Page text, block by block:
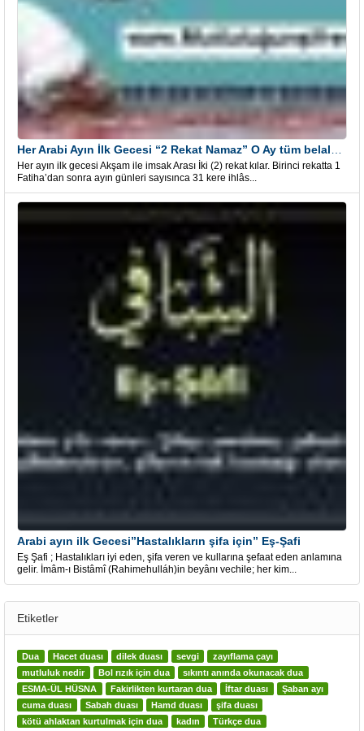
Her ayın ilk gecesi Akşam ile imsak Arası İki (2) rekat kılar. Birinci rekatta 1
Fatiha’dan sonra ayın günleri sayısınca 31 kere ihlâs...
Arabi ayın ilk Gecesi”Hastalıkların şifa için” Eş-Şafi
Eş Şafi ; Hastalıkları iyi eden, şifa veren ve kullarına şefaat eden anlamına
gelir. İmâm-ı Bistâmî (Rahimehulláh)in beyânı vechile; her kim...
Etiketler
Dua Hacet duası dilek duası sevgi
zayıflama çayı
mutluluk nedir
Bol rızık için dua
sıkıntı anında okunacak dua
ESMA-ÜL HÜSNA
Fakirlikten kurtaran dua İftar duası
Şaban ayı
cuma duası
Sabah duası Hamd duası
şifa duası
kötü ahlaktan kurtulmak için dua
kadın Türkçe dua